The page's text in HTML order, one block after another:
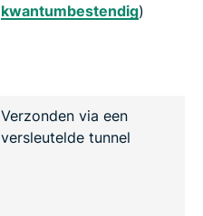
kwantumbestendig)
Verzonden via een
versleutelde tunnel